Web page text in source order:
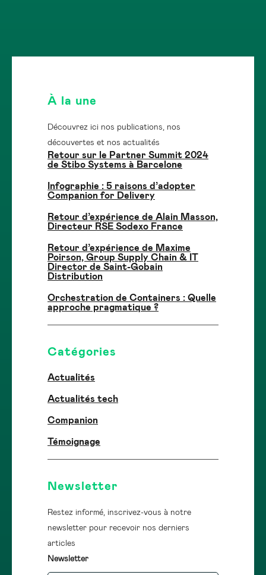
À la une
Découvrez ici nos publications, nos
découvertes et nos actualités
Retour sur le Partner Summit 2024
de Stibo Systems à Barcelone
Infographie : 5 raisons d’adopter
Companion for Delivery
Retour d’expérience de Alain Masson,
Directeur RSE Sodexo France
Retour d’expérience de Maxime
Poirson, Group Supply Chain & IT
Director de Saint-Gobain
Distribution
Orchestration de Containers : Quelle
approche pragmatique ?
Catégories
Actualités
Actualités tech
Companion
Témoignage
Newsletter
Restez informé, inscrivez-vous à notre
newsletter pour recevoir nos derniers
articles
Newsletter